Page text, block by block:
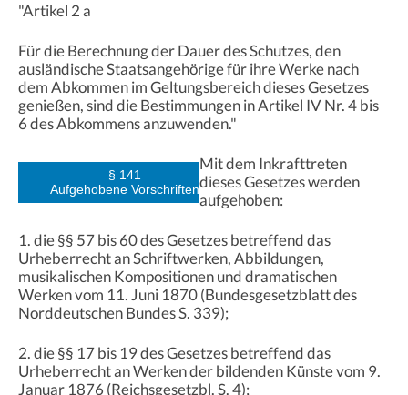
"Artikel 2 a
Für die Berechnung der Dauer des Schutzes, den
ausländische Staatsangehörige für ihre Werke nach
dem Abkommen im Geltungsbereich dieses Gesetzes
genießen, sind die Bestimmungen in Artikel IV Nr. 4 bis
6 des Abkommens anzuwenden."
§ 141
Aufgehobene Vorschriften
Mit dem Inkrafttreten
dieses Gesetzes werden
aufgehoben:
1. die §§ 57 bis 60 des Gesetzes betreffend das
Urheberrecht an Schriftwerken, Abbildungen,
musikalischen Kompositionen und dramatischen
Werken vom 11. Juni 1870 (Bundesgesetzblatt des
Norddeutschen Bundes S. 339);
2. die §§ 17 bis 19 des Gesetzes betreffend das
Urheberrecht an Werken der bildenden Künste vom 9.
Januar 1876 (Reichsgesetzbl. S. 4);